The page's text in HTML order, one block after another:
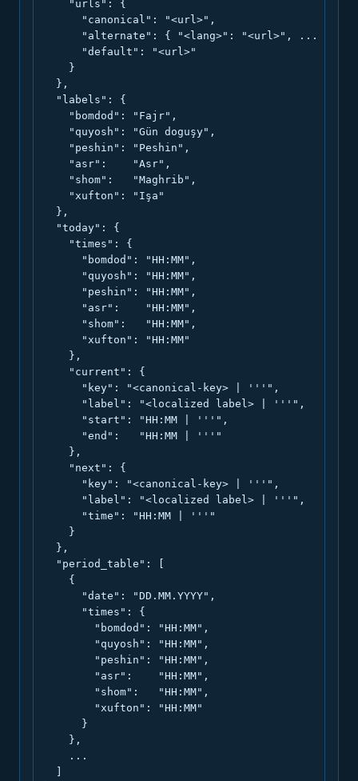
    "urls": {
      "canonical": "<url>",
      "alternate": { "<lang>": "<url>", ... },
      "default": "<url>"
    }
  },
  "labels": {
    "bomdod": "Fajr",
    "quyosh": "Gün doguşy",
    "peshin": "Peshin",
    "asr":    "Asr",
    "shom":   "Maghrib",
    "xufton": "Işa"
  },
  "today": {
    "times": {
      "bomdod": "HH:MM",
      "quyosh": "HH:MM",
      "peshin": "HH:MM",
      "asr":    "HH:MM",
      "shom":   "HH:MM",
      "xufton": "HH:MM"
    },
    "current": {
      "key": "<canonical-key> | '''",
      "label": "<localized label> | '''",
      "start": "HH:MM | '''",
      "end":   "HH:MM | '''"
    },
    "next": {
      "key": "<canonical-key> | '''",
      "label": "<localized label> | '''",
      "time": "HH:MM | '''"
    }
  },
  "period_table": [
    {
      "date": "DD.MM.YYYY",
      "times": {
        "bomdod": "HH:MM",
        "quyosh": "HH:MM",
        "peshin": "HH:MM",
        "asr":    "HH:MM",
        "shom":   "HH:MM",
        "xufton": "HH:MM"
      }
    },
    ...